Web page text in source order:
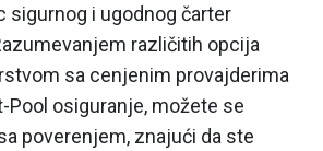
sigurnog i ugodnog čarter
različitih opcija
sa cenjenim provajderima
Pool osiguranje, možete se
poverenjem, znajući da ste